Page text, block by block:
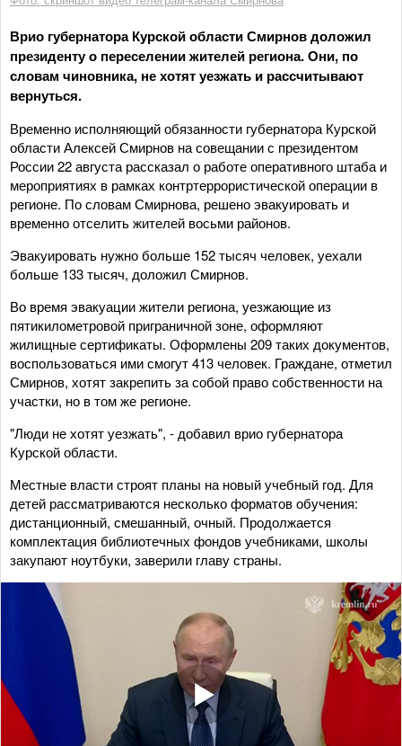
Врио губернатора Курской области Смирнов доложил
президенту о переселении жителей региона. Они, по
словам чиновника, не хотят уезжать и рассчитывают
вернуться.
Временно исполняющий обязанности губернатора Курской
области Алексей Смирнов на совещании с президентом
России 22 августа рассказал о работе оперативного штаба и
мероприятиях в рамках контртеррористической операции в
регионе. По словам Смирнова, решено эвакуировать и
временно отселить жителей восьми районов.
Эвакуировать нужно больше 152 тысяч человек, уехали
больше 133 тысяч, доложил Смирнов.
Во время эвакуации жители региона, уезжающие из
пятикилометровой приграничной зоне, оформляют
жилищные сертификаты. Оформлены 209 таких документов,
воспользоваться ими смогут 413 человек. Граждане, отметил
Смирнов, хотят закрепить за собой право собственности на
участки, но в том же регионе.
"Люди не хотят уезжать", - добавил врио губернатора
Курской области.
Местные власти строят планы на новый учебный год. Для
детей рассматриваются несколько форматов обучения:
дистанционный, смешанный, очный. Продолжается
комплектация библиотечных фондов учебниками, школы
закупают ноутбуки, заверили главу страны.